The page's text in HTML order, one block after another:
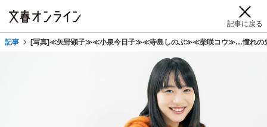
記事に戻る
記事 [写真]≪矢野顕子≫≪小泉今日子≫≪寺島しのぶ≫≪柴咲コウ≫…憧れの先